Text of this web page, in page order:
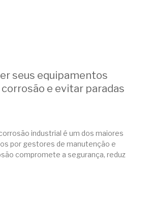
seus equipamentos
e evitar paradas
industrial é um dos maiores
por gestores de manutenção e
compromete a segurança, reduz